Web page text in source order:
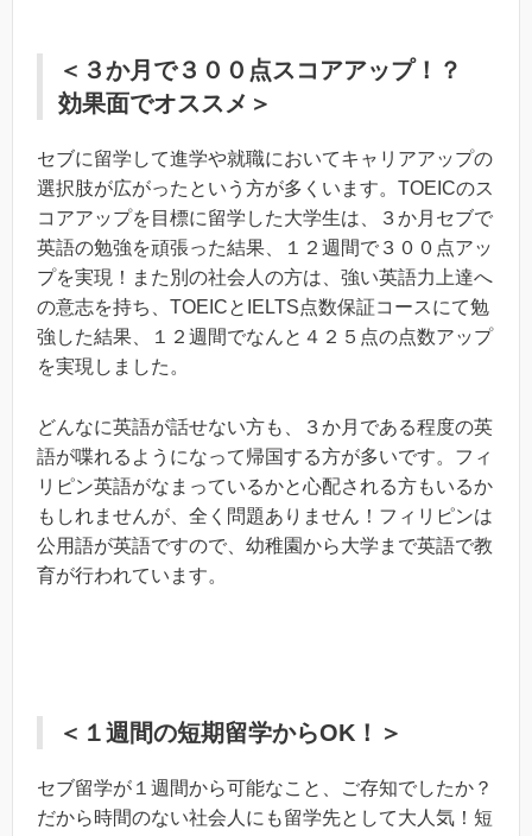
＜３か月で３００点スコアアップ！？
効果面でオススメ＞
セブに留学して進学や就職においてキャリアアップの
選択肢が広がったという方が多くいます。TOEICのス
コアアップを目標に留学した大学生は、３か月セブで
英語の勉強を頑張った結果、１２週間で３００点アッ
プを実現！また別の社会人の方は、強い英語力上達へ
の意志を持ち、TOEICとIELTS点数保証コースにて勉
強した結果、１２週間でなんと４２５点の点数アップ
を実現しました。
どんなに英語が話せない方も、３か月である程度の英
語が喋れるようになって帰国する方が多いです。フィ
リピン英語がなまっているかと心配される方もいるか
もしれませんが、全く問題ありません！フィリピンは
公用語が英語ですので、幼稚園から大学まで英語で教
育が行われています。
＜１週間の短期留学からOK！＞
セブ留学が１週間から可能なこと、ご存知でしたか？
だから時間のない社会人にも留学先として大人気！短